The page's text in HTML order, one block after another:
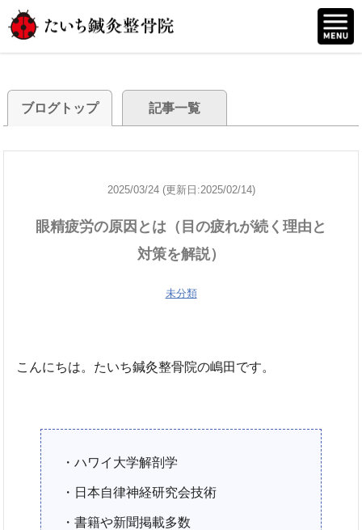
ブログトップ 記事一覧
2025/03/24 (更新日:2025/02/14)
眼精疲労の原因とは（目の疲れが続く理由と
対策を解説）
未分類
こんにちは。たいち鍼灸整骨院の嶋田です。
・ハワイ大学解剖学
・日本自律神経研究会技術
・書籍や新聞掲載多数